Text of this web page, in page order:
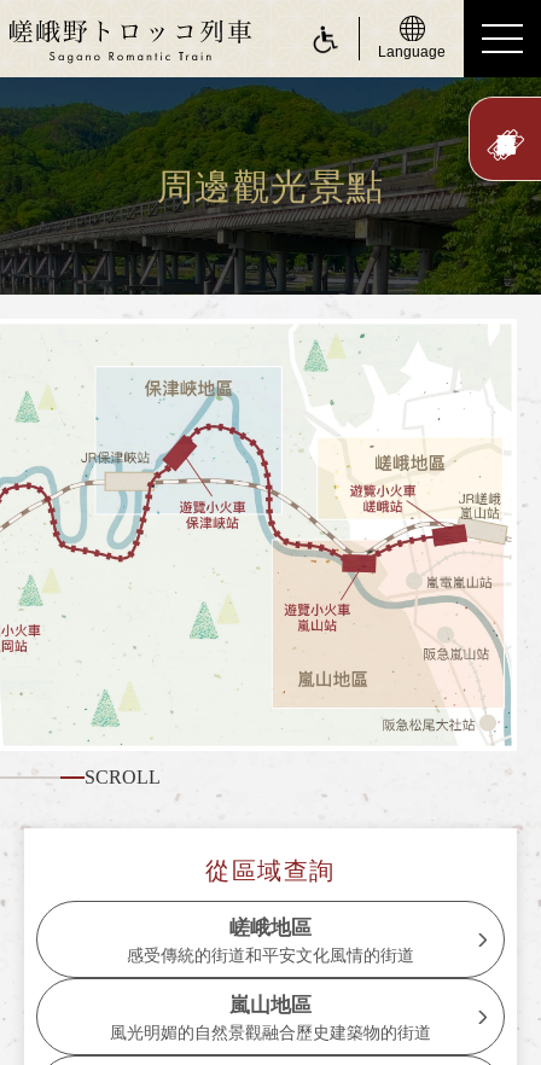
Language
ride a Sagano Romantic Train
搭乘遊覽小火車
行駛日
時刻表
票價、乘車券
座位
身體障礙人士（無障礙服務）
about Sagano Romantic Train
關於嵯峨野遊覽小火車
什麼是嵯峨野遊覽小火車
各季節的享受方式
旅遊介紹
常見問題
各車站資訊
各車站訊息專區
遊覽小火車嵯峨站
遊覽小火車保津峽站
周邊觀光景點
SCROLL
從區域查詢
嵯峨地區
感受傳統的街道和平安文化風情的街道
嵐山地區
風光明媚的自然景觀融合歷史建築物的街道